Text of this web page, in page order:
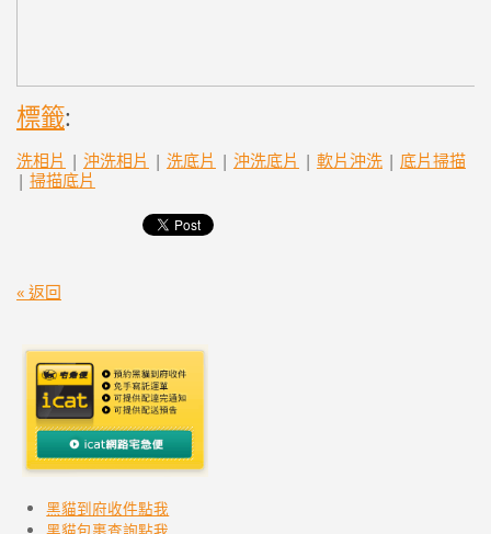
標籤:
洗相片 | 沖洗相片 | 洗底片 | 沖洗底片 | 軟片沖洗 | 底片掃描
| 掃描底片
« 返回
黑貓到府收件點我